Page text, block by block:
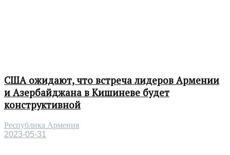
США ожидают, что встреча лидеров Армении
и Азербайджана в Кишиневе будет
конструктивной
Республика Армения
2023-05-31